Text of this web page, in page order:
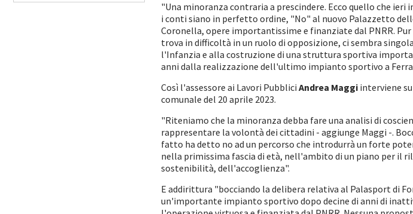
"Una minoranza contraria a prescindere. Ecco quello che
i conti siano in perfetto ordine, "No" al nuovo Palazzetto
Coronella, opere importantissime e finanziate dal PNRR.
trova in difficoltà in un ruolo di opposizione, ci sembra
l'Infanzia e alla costruzione di una struttura sportiva
anni dalla realizzazione dell'ultimo impianto sportivo a
Così l'assessore ai Lavori Pubblici Andrea Maggi interviene
comunale del 20 aprile 2023.
"Riteniamo che la minoranza debba fare una analisi di
rappresentare la volontà dei cittadini - aggiunge Maggi -.
fatto ha detto no ad un percorso che introdurrà un forte
nella primissima fascia di età, nell'ambito di un piano per il
sostenibilità, dell'accoglienza".
E addirittura "bocciando la delibera relativa al Palasport di
un'importante impianto sportivo dopo decine di anni di